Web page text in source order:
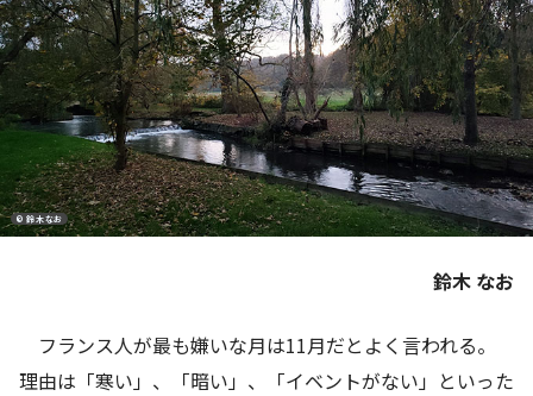
© 鈴木なお
鈴木 なお
フランス人が最も嫌いな月は11月だとよく言われる。
理由は「寒い」、「暗い」、「イベントがない」といった